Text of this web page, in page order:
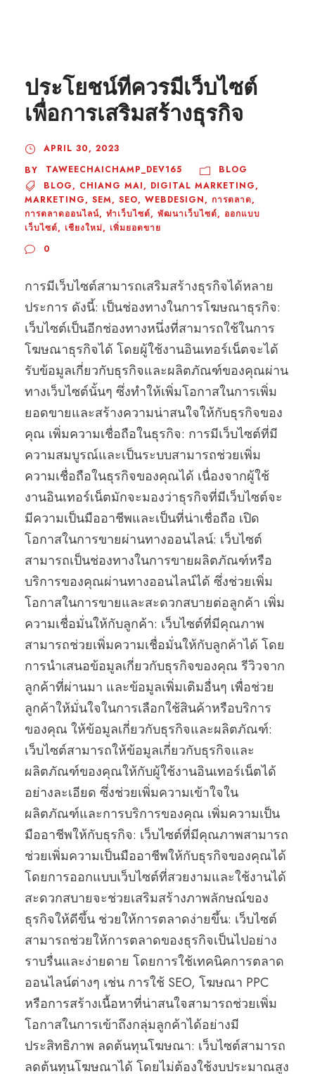
ประโยชน์ที่ควรมีเว็บไซต์
เพื่อการเสริมสร้างธุรกิจ
APRIL 30, 2023
BY
TAWEECHAICHAMP_DEV165
BLOG
BLOG, CHIANG MAI, DIGITAL MARKETING,
MARKETING, SEM, SEO, WEBDESIGN, การตลาด,
การตลาดออนไลน์, ทำเว็บไซต์, พัฒนาเว็บไซต์, ออกแบบ
เว็บไซต์, เชียงใหม่, เพิ่มยอดขาย
0
การมีเว็บไซต์สามารถเสริมสร้างธุรกิจได้หลาย
ประการ ดังนี้: เป็นช่องทางในการโฆษณาธุรกิจ:
เว็บไซต์เป็นอีกช่องทางหนึ่งที่สามารถใช้ในการ
โฆษณาธุรกิจได้ โดยผู้ใช้งานอินเทอร์เน็ตจะได้
รับข้อมูลเกี่ยวกับธุรกิจและผลิตภัณฑ์ของคุณผ่าน
ทางเว็บไซต์นั้นๆ ซึ่งทำให้เพิ่มโอกาสในการเพิ่ม
ยอดขายและสร้างความน่าสนใจให้กับธุรกิจของ
คุณ เพิ่มความเชื่อถือในธุรกิจ: การมีเว็บไซต์ที่มี
ความสมบูรณ์และเป็นระบบสามารถช่วยเพิ่ม
ความเชื่อถือในธุรกิจของคุณได้ เนื่องจากผู้ใช้
งานอินเทอร์เน็ตมักจะมองว่าธุรกิจที่มีเว็บไซต์จะ
มีความเป็นมืออาชีพและเป็นที่น่าเชื่อถือ เปิด
โอกาสในการขายผ่านทางออนไลน์: เว็บไซต์
สามารถเป็นช่องทางในการขายผลิตภัณฑ์หรือ
บริการของคุณผ่านทางออนไลน์ได้ ซึ่งช่วยเพิ่ม
โอกาสในการขายและสะดวกสบายต่อลูกค้า เพิ่ม
ความเชื่อมั่นให้กับลูกค้า: เว็บไซต์ที่มีคุณภาพ
สามารถช่วยเพิ่มความเชื่อมั่นให้กับลูกค้าได้ โดย
การนำเสนอข้อมูลเกี่ยวกับธุรกิจของคุณ รีวิวจาก
ลูกค้าที่ผ่านมา และข้อมูลเพิ่มเติมอื่นๆ เพื่อช่วย
ลูกค้าให้มั่นใจในการเลือกใช้สินค้าหรือบริการ
ของคุณ ให้ข้อมูลเกี่ยวกับธุรกิจและผลิตภัณฑ์:
เว็บไซต์สามารถให้ข้อมูลเกี่ยวกับธุรกิจและ
ผลิตภัณฑ์ของคุณให้กับผู้ใช้งานอินเทอร์เน็ตได้
อย่างละเอียด ซึ่งช่วยเพิ่มความเข้าใจใน
ผลิตภัณฑ์และการบริการของคุณ เพิ่มความเป็น
มืออาชีพให้กับธุรกิจ: เว็บไซต์ที่มีคุณภาพสามารถ
ช่วยเพิ่มความเป็นมืออาชีพให้กับธุรกิจของคุณได้
โดยการออกแบบเว็บไซต์ที่สวยงามและใช้งานได้
สะดวกสบายจะช่วยเสริมสร้างภาพลักษณ์ของ
ธุรกิจให้ดีขึ้น ช่วยให้การตลาดง่ายขึ้น: เว็บไซต์
สามารถช่วยให้การตลาดของธุรกิจเป็นไปอย่าง
ราบรื่นและง่ายดาย โดยการใช้เทคนิคการตลาด
ออนไลน์ต่างๆ เช่น การใช้ SEO, โฆษณา PPC
หรือการสร้างเนื้อหาที่น่าสนใจสามารถช่วยเพิ่ม
โอกาสในการเข้าถึงกลุ่มลูกค้าได้อย่างมี
ประสิทธิภาพ ลดต้นทุนโฆษณา: เว็บไซต์สามารถ
ลดต้นทุนโฆษณาได้ โดยไม่ต้องใช้งบประมาณสูง